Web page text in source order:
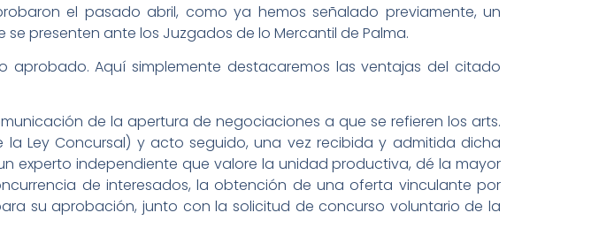
el pasado abril, como ya hemos señalado previamente, un
presenten ante los Juzgados de lo Mercantil de Palma.
aprobado. Aquí simplemente destacaremos las ventajas del citado
de la apertura de negociaciones a que se refieren los arts.
la Ley Concursal) y acto seguido, una vez recibida y admitida dicha
experto independiente que valore la unidad productiva, dé la mayor
de interesados, la obtención de una oferta vinculante por
su aprobación, junto con la solicitud de concurso voluntario de la